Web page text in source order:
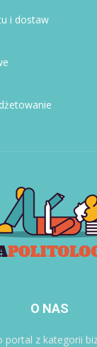
i dostaw
O NAS
z kategorii